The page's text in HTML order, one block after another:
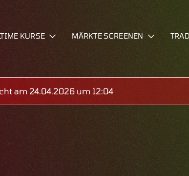
KURSE MÄRKTE SCREENEN
am 24.04.2026 um 12:04